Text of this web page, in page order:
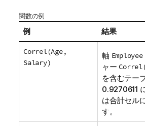
関数の例
例 結果
Correl(Age,
Salary)
軸 Employee
ャー
を含むテー
0.9270611
は合計セル
す。